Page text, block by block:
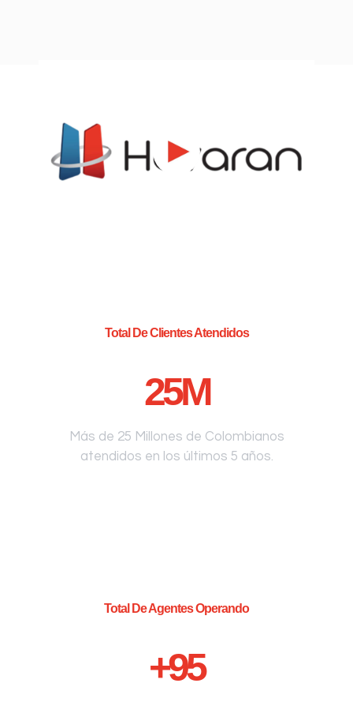
Total De Clientes Atendidos
25M
Más de 25 Millones de Colombianos
atendidos en los últimos 5 años.
Total De Agentes Operando
+95